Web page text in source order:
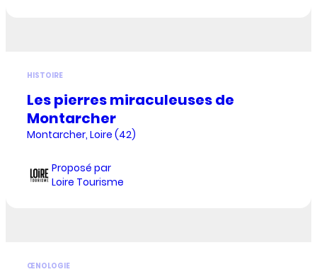
HISTOIRE
Les pierres miraculeuses de
Montarcher
Montarcher, Loire (42)
Proposé par
Loire Tourisme
ŒNOLOGIE